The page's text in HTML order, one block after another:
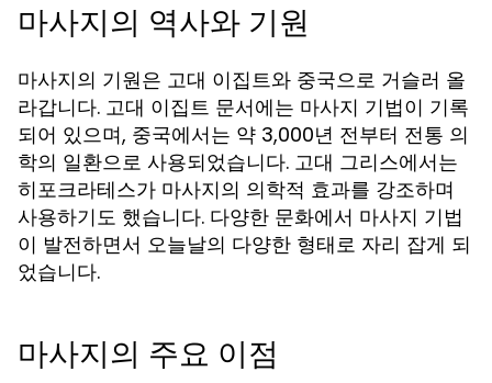
마사지의 역사와 기원
마사지의 기원은 고대 이집트와 중국으로 거슬러 올
라갑니다. 고대 이집트 문서에는 마사지 기법이 기록
되어 있으며, 중국에서는 약 3,000년 전부터 전통 의
학의 일환으로 사용되었습니다. 고대 그리스에서는
히포크라테스가 마사지의 의학적 효과를 강조하며
사용하기도 했습니다. 다양한 문화에서 마사지 기법
이 발전하면서 오늘날의 다양한 형태로 자리 잡게 되
었습니다.
마사지의 주요 이점